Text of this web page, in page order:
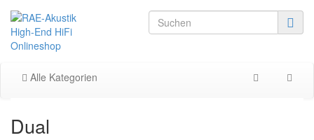
Alle Kategorien
Dual